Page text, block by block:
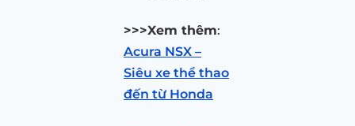
>>>Xem thêm:
Acura NSX –
Siêu xe thể thao
đến từ Honda